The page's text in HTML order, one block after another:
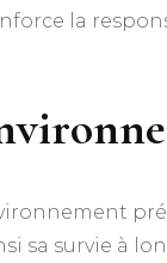
la
sa survie à